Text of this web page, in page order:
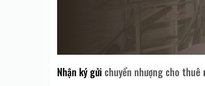
Nhận ký gửi chuyển nhượng cho thuê